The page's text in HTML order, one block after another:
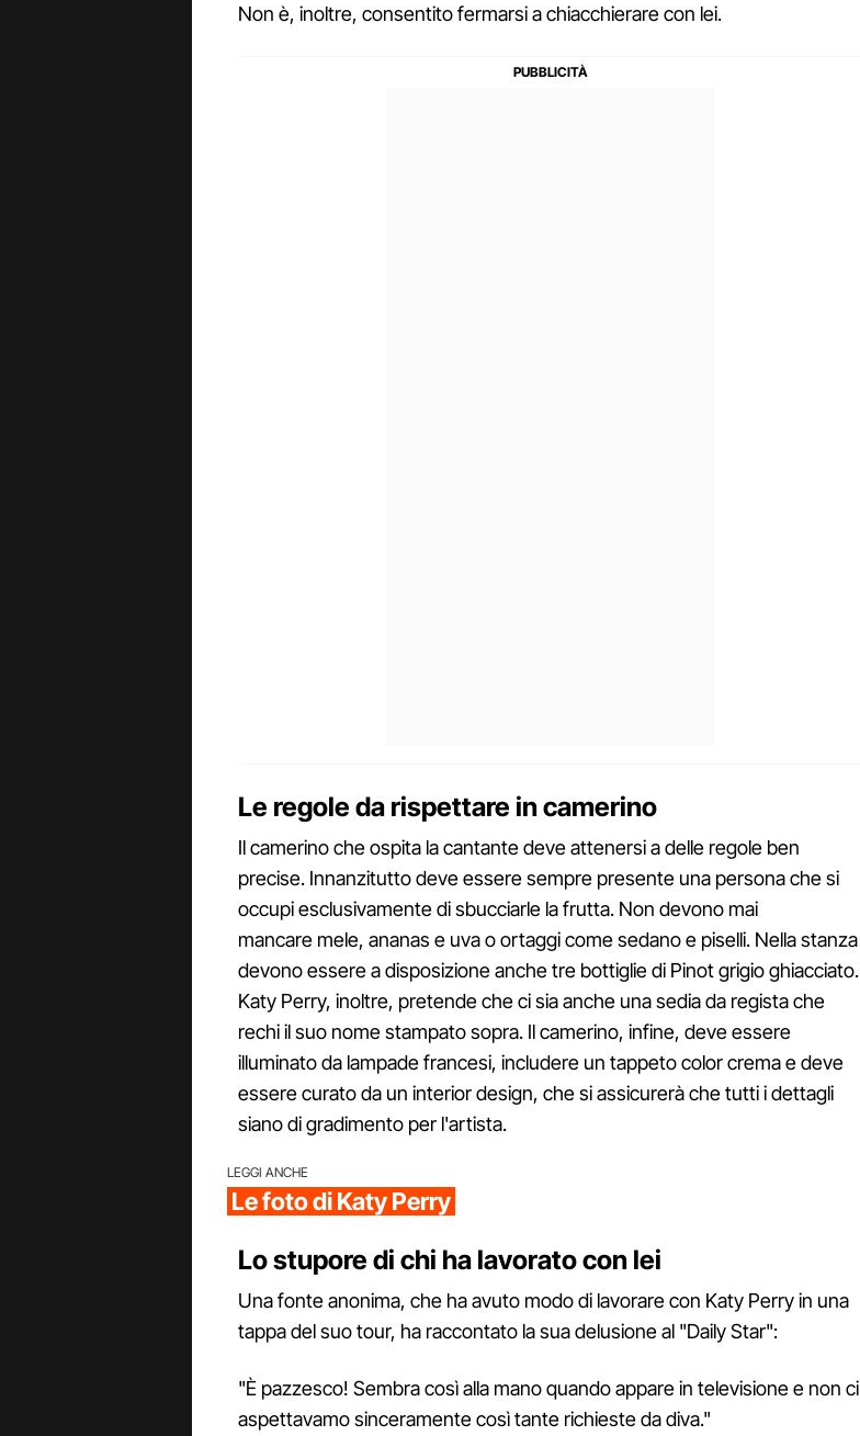
Non è, inoltre, consentito fermarsi a chiacchierare con lei.
Le regole da rispettare in camerino
Il camerino che ospita la cantante deve attenersi a delle regole ben
precise. Innanzitutto deve essere sempre presente una persona che si
occupi esclusivamente di sbucciarle la frutta. Non devono mai
mancare mele, ananas e uva o ortaggi come sedano e piselli. Nella stanza
devono essere a disposizione anche tre bottiglie di Pinot grigio ghiacciato.
Katy Perry, inoltre, pretende che ci sia anche una sedia da regista che
rechi il suo nome stampato sopra. Il camerino, infine, deve essere
illuminato da lampade francesi, includere un tappeto color crema e deve
essere curato da un interior design, che si assicurerà che tutti i dettagli
siano di gradimento per l'artista.
LEGGI ANCHE
Le foto di Katy Perry
Lo stupore di chi ha lavorato con lei
Una fonte anonima, che ha avuto modo di lavorare con Katy Perry in una
tappa del suo tour, ha raccontato la sua delusione al "Daily Star":
"È pazzesco! Sembra così alla mano quando appare in televisione e non ci
aspettavamo sinceramente così tante richieste da diva."